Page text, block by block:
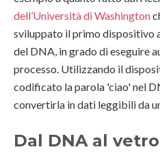
dell’Università di Washington
sviluppato il primo dispositivo
del DNA, in grado di eseguire
processo. Utilizzando il
codificato la parola 'ciao' nel
convertirla in dati leggibili da
Dal DNA al vetro